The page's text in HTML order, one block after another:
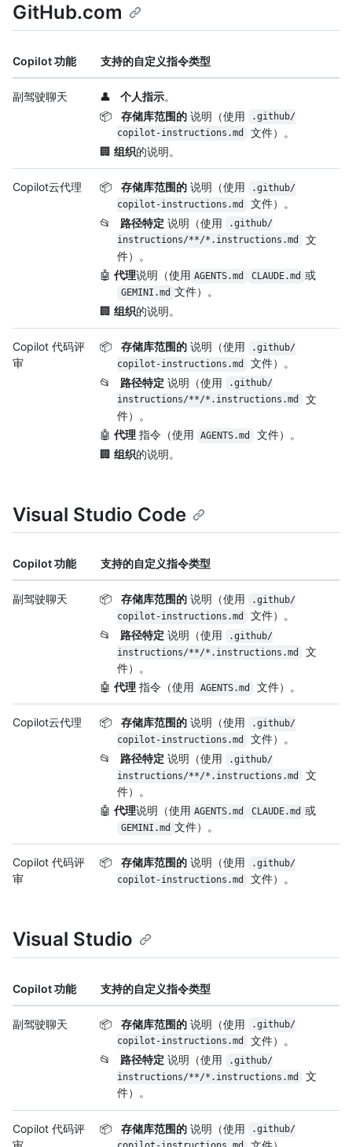
GitHub.com
Copilot 功能 支持的自定义指令类型
副驾驶聊天 👤 个人指示。
📦
存储库范围的说明（使用
.github/
copilot-instructions.md
文件）。
🏢 组织的说明。
Copilot云代理 📦 存储库范围的说明（使用
.github/
copilot-instructions.md
文件）。
📂
路径特定 说明（使用
.github/
instructions/**/*.instructions.md
文
件）。
🤖 代理说明（使用 AGENTS.md CLAUDE.md 或
GEMINI.md 文件）。
🏢 组织的说明。
Copilot 代码评
审
📦 存储库范围的说明（使用
.github/
copilot-instructions.md
文件）。
📂
路径特定 说明（使用
.github/
instructions/**/*.instructions.md
文
件）。
🤖 代理指令（使用 AGENTS.md
文件）。
🏢 组织的说明。
Visual Studio Code
Copilot 功能 支持的自定义指令类型
副驾驶聊天 📦 存储库范围的说明（使用
.github/
copilot-instructions.md
文件）。
📂
路径特定 说明（使用
.github/
instructions/**/*.instructions.md
文
件）。
🤖 代理指令（使用 AGENTS.md 文件）。
Copilot云代理 📦 存储库范围的说明（使用
.github/
copilot-instructions.md
文件）。
📂
路径特定 说明（使用
.github/
instructions/**/*.instructions.md
文
件）。
🤖 代理说明（使用 AGENTS.md CLAUDE.md 或
GEMINI.md 文件）。
Copilot 代码评
审
📦 存储库范围的说明（使用
.github/
copilot-instructions.md
文件）。
Visual Studio
Copilot 功能 支持的自定义指令类型
副驾驶聊天 📦 存储库范围的说明（使用
.github/
copilot-instructions.md
文件）。
📂
路径特定 说明（使用
.github/
instructions/**/*.instructions.md
文
件）。
Copilot 代码评
📦 存储库范围的说明（使用
.github/